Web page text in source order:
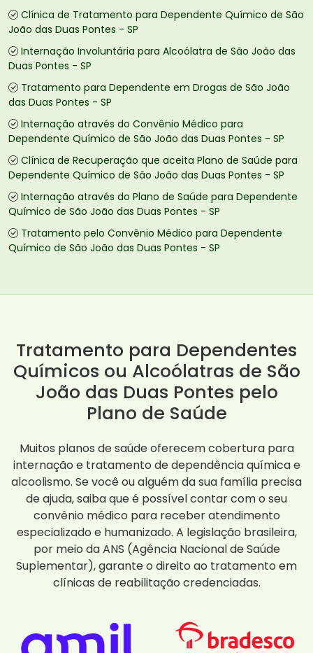
Clínica de Tratamento para Dependente Químico de São
João das Duas Pontes - SP
Internação Involuntária para Alcoólatra de São João das
Duas Pontes - SP
Tratamento para Dependente em Drogas de São João
das Duas Pontes - SP
Internação através do Convênio Médico para
Dependente Químico de São João das Duas Pontes - SP
Clínica de Recuperação que aceita Plano de Saúde para
Dependente Químico de São João das Duas Pontes - SP
Internação através do Plano de Saúde para Dependente
Químico de São João das Duas Pontes - SP
Tratamento pelo Convênio Médico para Dependente
Químico de São João das Duas Pontes - SP
Tratamento para Dependentes
Químicos ou Alcoólatras de São
João das Duas Pontes pelo
Plano de Saúde
Muitos planos de saúde oferecem cobertura para
internação e tratamento de dependência química e
alcoolismo. Se você ou alguém da sua família precisa
de ajuda, saiba que é possível contar com o seu
convênio médico para receber atendimento
especializado e humanizado. A legislação brasileira,
por meio da ANS (Agência Nacional de Saúde
Suplementar), garante o direito ao tratamento em
clínicas de reabilitação credenciadas.